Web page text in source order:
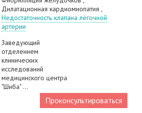
Дилатационная кардиомиопатия ,
Недостаточность клапана лёгочной
артерии
Заведующий
отделением
клинических
исследований
медицинского центра
"Шиба" ...
Проконсультироваться